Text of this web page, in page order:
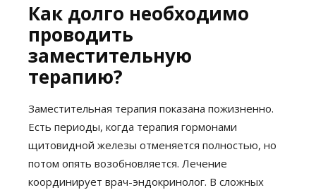
Как долго необходимо
проводить
заместительную
терапию?
Заместительная терапия показана пожизненно.
Есть периоды, когда терапия гормонами
щитовидной железы отменяется полностью, но
потом опять возобновляется. Лечение
координирует врач-эндокринолог. В сложных